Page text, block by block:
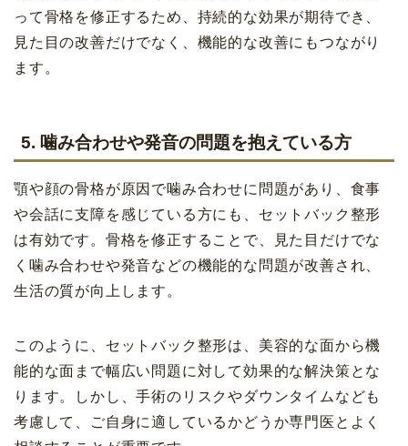
って骨格を修正するため、持続的な効果が期待でき、
見た目の改善だけでなく、機能的な改善にもつながり
ます。
5. 噛み合わせや発音の問題を抱えている方
顎や顔の骨格が原因で噛み合わせに問題があり、食事
や会話に支障を感じている方にも、セットバック整形
は有効です。骨格を修正することで、見た目だけでな
く噛み合わせや発音などの機能的な問題が改善され、
生活の質が向上します。
このように、セットバック整形は、美容的な面から機
能的な面まで幅広い問題に対して効果的な解決策とな
ります。しかし、手術のリスクやダウンタイムなども
考慮して、ご自身に適しているかどうか専門医とよく